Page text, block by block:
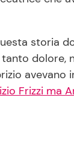
storia
dolore,
avevano
Frizzi ma